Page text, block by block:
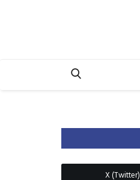
X (Twitter)